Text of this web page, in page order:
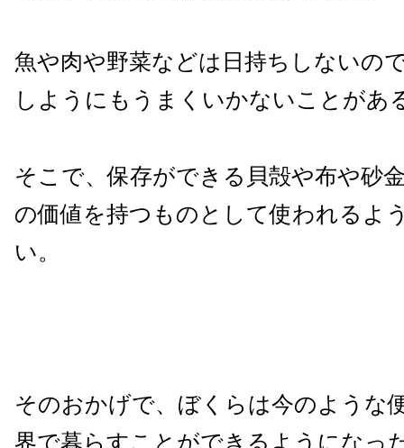
魚や肉や野菜などは日持ちしないの
しようにもうまくいかないことがあ
そこで、保存ができる貝殻や布や砂
の価値を持つものとして使われるよ
い。
そのおかげで、ぼくらは今のような
界で暮らすことができるようになっ